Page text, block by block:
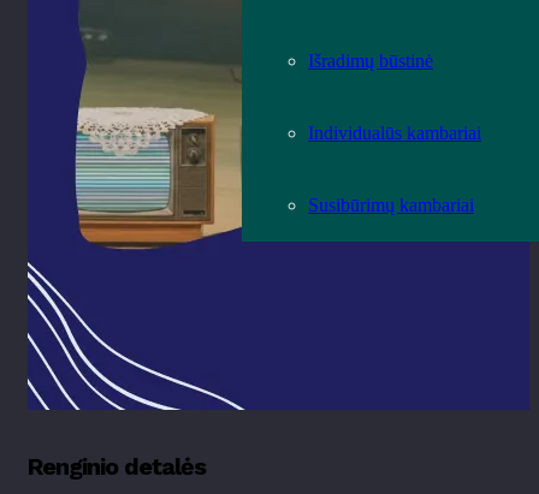
Išradimų būstinė
Individualūs kambariai
Susibūrimų kambariai
Renginio detalės